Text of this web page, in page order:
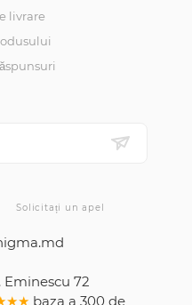
livrare
Solicitați un apel
Eminescu 72
baza a 300 de